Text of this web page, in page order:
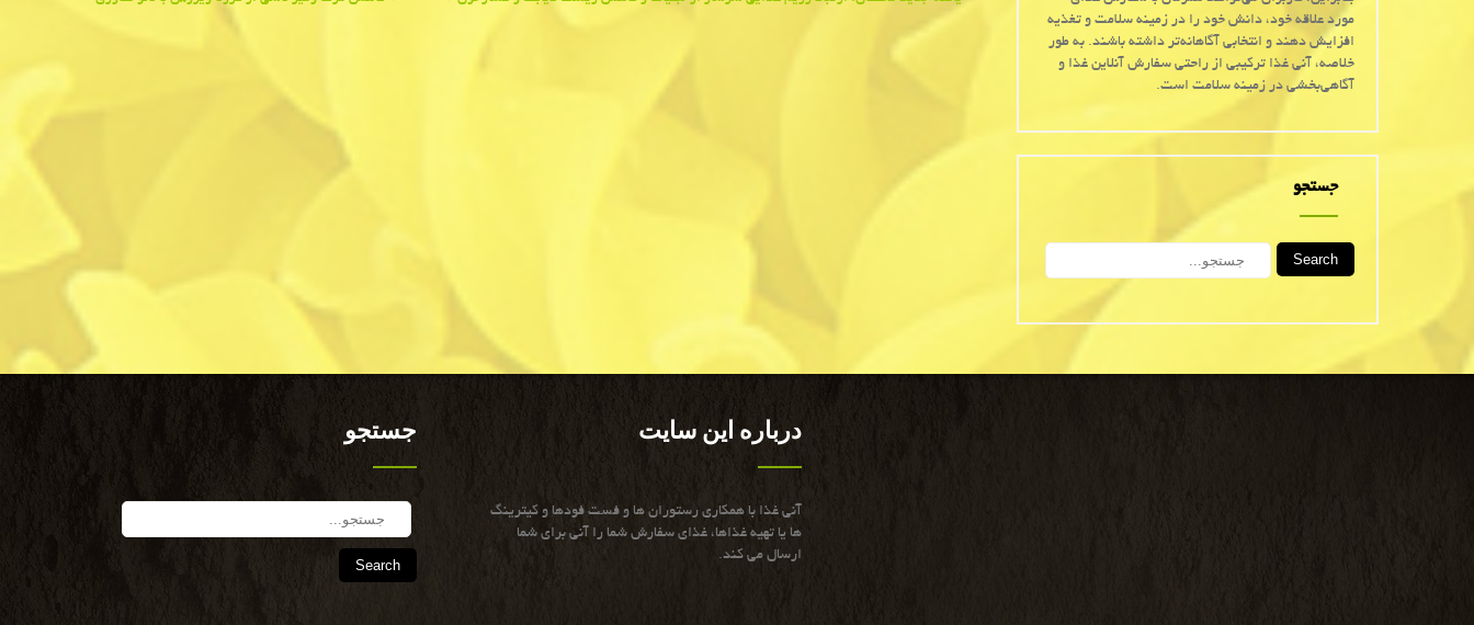
navigation
مورد علاقه خود، دانش خود را در زمینه سلامت و تغذیه
افزایش دهند و انتخابی آگاهانه‌تر داشته باشند. به طور
خلاصه، آنی غذا ترکیبی از راحتی سفارش آنلاین غذا و
آگاهی‌بخشی در زمینه سلامت است.
جستجو
Search
جستجو درباره این سایت
آنی غذا با همكاری رستوران ها و فست فودها و كیترینگ
ها یا تهیه غذاها، غذای سفارش شما را آنی برای شما
ارسال می كند.